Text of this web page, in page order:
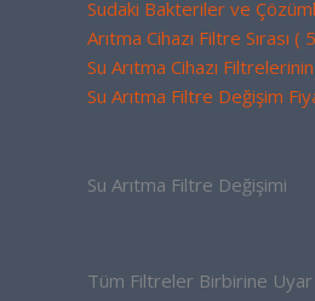
Sudaki Bakteriler ve
Arıtma Cihazı Filtre Sırası
Su Arıtma Cihazı
Su Arıtma Filtre Değişim
Su Arıtma Filtre Değişimi
Tüm Filtreler Birbirine Uyar